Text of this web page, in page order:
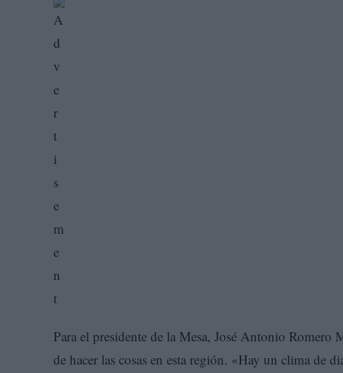
Para el presidente de la Mesa, José Antonio
de hacer las cosas en esta región. «Hay un clima de